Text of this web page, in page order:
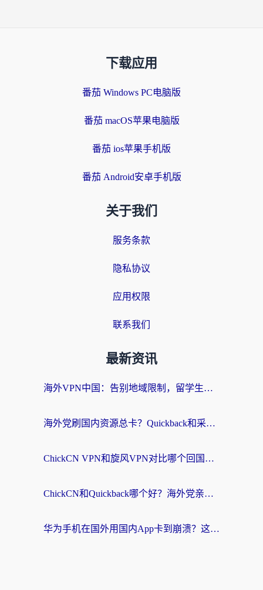
下载应用
番茄 Windows PC电脑版
番茄 macOS苹果电脑版
番茄 ios苹果手机版
番茄 Android安卓手机版
关于我们
服务条款
隐私协议
应用权限
联系我们
最新资讯
海外VPN中国：告别地域限制，留学生与华人如何轻松刷国内剧、玩国服？
海外党刷国内资源总卡？Quickback和采集蜂好用吗？这篇指南帮你避坑
ChickCN VPN和旋风VPN对比哪个回国效果更好？海外党亲测实用指南
ChickCN和Quickback哪个好？海外党亲测回国加速器，轻松解锁国内资源（附避坑指南）
华为手机在国外用国内App卡到崩溃？这篇加速器指南帮你无缝刷剧打游戏